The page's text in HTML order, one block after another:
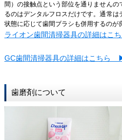
間）の接触点という部位を通りませんの
るのはデンタルフロスだけです。通常は
状態に応じて歯間ブラシも併用するのが
ライオン歯間清掃器具の詳細はこ
GC歯間清掃器具の詳細はこちら
歯磨剤について